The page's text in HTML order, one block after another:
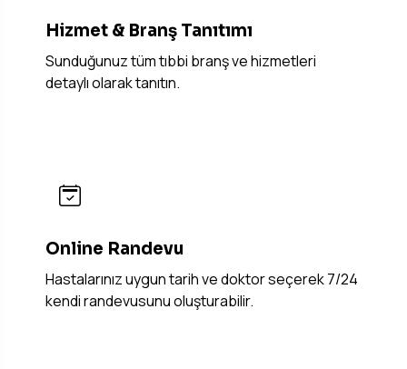
Hizmet & Branş Tanıtımı
Sunduğunuz tüm tıbbi branş ve hizmetleri
detaylı olarak tanıtın.
Online Randevu
Hastalarınız uygun tarih ve doktor seçerek 7/24
kendi randevusunu oluşturabilir.